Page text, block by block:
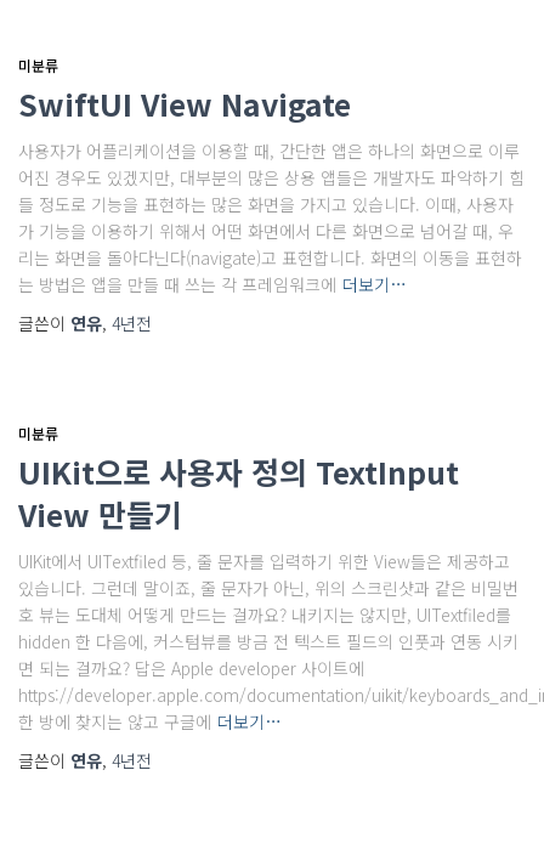
미분류
SwiftUI View Navigate
사용자가 어플리케이션을 이용할 때, 간단한 앱은 하나의 화면으로 이루
어진 경우도 있겠지만, 대부분의 많은 상용 앱들은 개발자도 파악하기 힘
들 정도로 기능을 표현하는 많은 화면을 가지고 있습니다. 이때, 사용자
가 기능을 이용하기 위해서 어떤 화면에서 다른 화면으로 넘어갈 때, 우
리는 화면을 돌아다닌다(navigate)고 표현합니다. 화면의 이동을 표현하
는 방법은 앱을 만들 때 쓰는 각 프레임워크에 더보기…
글쓴이 연유, 4년전
미분류
UIKit으로 사용자 정의 TextInput
View 만들기
UIKit에서 UITextfiled 등, 줄 문자를 입력하기 위한 View들은 제공하고
있습니다. 그런데 말이죠, 줄 문자가 아닌, 위의 스크린샷과 같은 비밀번
호 뷰는 도대체 어떻게 만드는 걸까요? 내키지는 않지만, UITextfiled를
hidden 한 다음에, 커스텀뷰를 방금 전 텍스트 필드의 인풋과 연동 시키
면 되는 걸까요? 답은 Apple developer 사이트에
https://developer.apple.com/documentation/uikit/
한 방에 찾지는 않고 구글에 더보기…
글쓴이 연유, 4년전